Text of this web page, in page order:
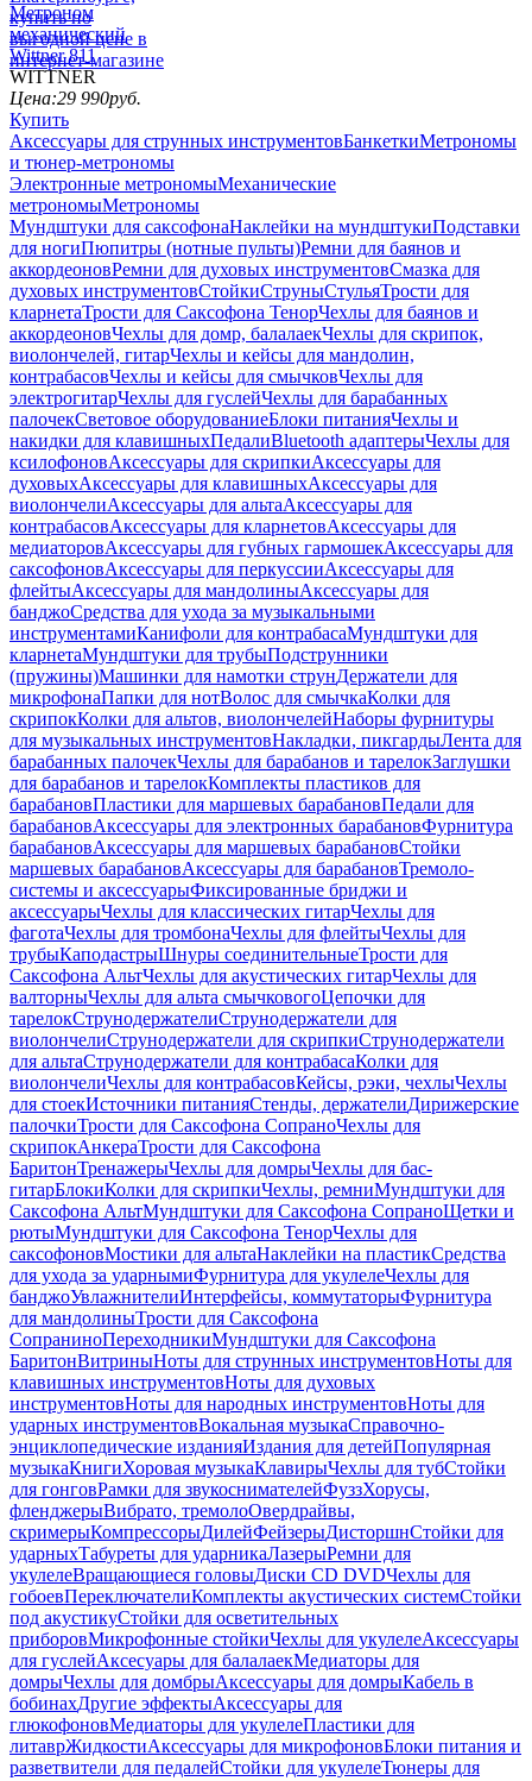
Метроном
механический
Wittner 811
WITTNER
Цена:29 990руб.
Купить
Аксессуары для струнных инструментовБанкеткиМетрономы
и тюнер-метрономы
Электронные метрономыМеханические
метрономыМетрономы
Мундштуки для саксофонаНаклейки на мундштукиПодставки
для ногиПюпитры (нотные пульты)Ремни для баянов и
аккордеоновРемни для духовых инструментовСмазка для
духовых инструментовСтойкиСтруныСтульяТрости для
кларнетаТрости для Саксофона ТенорЧехлы для баянов и
аккордеоновЧехлы для домр, балалаекЧехлы для скрипок,
виолончелей, гитарЧехлы и кейсы для мандолин,
контрабасовЧехлы и кейсы для смычковЧехлы для
электрогитарЧехлы для гуслейЧехлы для барабанных
палочекСветовое оборудованиеБлоки питанияЧехлы и
накидки для клавишныхПедалиBluetooth адаптерыЧехлы для
ксилофоновАксессуары для скрипкиАксессуары для
духовыхАксессуары для клавишныхАксессуары для
виолончелиАксессуары для альтаАксессуары для
контрабасовАксессуары для кларнетовАксессуары для
медиаторовАксессуары для губных гармошекАксессуары для
саксофоновАксессуары для перкуссииАксессуары для
флейтыАксессуары для мандолиныАксессуары для
банджоСредства для ухода за музыкальными
инструментамиКанифоли для контрабасаМундштуки для
кларнетаМундштуки для трубыПодструнники
(пружины)Машинки для намотки струнДержатели для
микрофонаПапки для нотВолос для смычкаКолки для
скрипокКолки для альтов, виолончелейНаборы фурнитуры
для музыкальных инструментовНакладки, пикгардыЛента для
барабанных палочекЧехлы для барабанов и тарелокЗаглушки
для барабанов и тарелокКомплекты пластиков для
барабановПластики для маршевых барабановПедали для
барабановАксессуары для электронных барабановФурнитура
барабановАксессуары для маршевых барабановСтойки
маршевых барабановАксессуары для барабановТремоло-
системы и аксессуарыФиксированные бриджи и
аксессуарыЧехлы для классических гитарЧехлы для
фаготаЧехлы для тромбонаЧехлы для флейтыЧехлы для
трубыКаподастрыШнуры соединительныеТрости для
Саксофона АльтЧехлы для акустических гитарЧехлы для
валторныЧехлы для альта смычковогоЦепочки для
тарелокСтрунодержателиСтрунодержатели для
виолончелиСтрунодержатели для скрипкиСтрунодержатели
для альтаСтрунодержатели для контрабасаКолки для
виолончелиЧехлы для контрабасовКейсы, рэки, чехлыЧехлы
для стоекИсточники питанияСтенды, держателиДирижерские
палочкиТрости для Саксофона СопраноЧехлы для
скрипокАнкераТрости для Саксофона
БаритонТренажерыЧехлы для домрыЧехлы для бас-
гитарБлокиКолки для скрипкиЧехлы, ремниМундштуки для
Саксофона АльтМундштуки для Саксофона СопраноЩетки и
рютыМундштуки для Саксофона ТенорЧехлы для
саксофоновМостики для альтаНаклейки на пластикСредства
для ухода за ударнымиФурнитура для укулелеЧехлы для
банджоУвлажнителиИнтерфейсы, коммутаторыФурнитура
для мандолиныТрости для Саксофона
СопраниноПереходникиМундштуки для Саксофона
БаритонВитриныНоты для струнных инструментовНоты для
клавишных инструментовНоты для духовых
инструментовНоты для народных инструментовНоты для
ударных инструментовВокальная музыкаСправочно-
энциклопедические изданияИздания для детейПопулярная
музыкаКнигиХоровая музыкаКлавирыЧехлы для тубСтойки
для гонговРамки для звукоснимателейФуззХорусы,
фленджерыВибрато, тремолоОвердрайвы,
скримерыКомпрессорыДилейФейзерыДисторшнСтойки для
ударныхТабуреты для ударникаЛазерыРемни для
укулелеВращающиеся головыДиски CD DVDЧехлы для
гобоевПереключателиКомплекты акустических системСтойки
под акустикуСтойки для осветительных
приборовМикрофонные стойкиЧехлы для укулелеАксессуары
для гуслейАксесуары для балалаекМедиаторы для
домрыЧехлы для домбрыАксессуары для домрыКабель в
бобинахДругие эффектыАксессуары для
глюкофоновМедиаторы для укулелеПластики для
литаврЖидкостиАксессуары для микрофоновБлоки питания и
разветвители для педалейСтойки для укулелеТюнеры для